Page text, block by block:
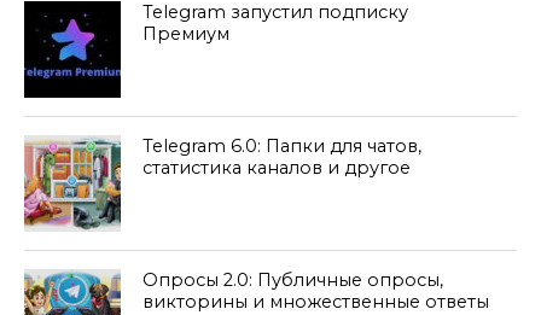
Telegram запустил подписку
Премиум
Telegram 6.0: Папки для чатов,
статистика каналов и другое
Опросы 2.0: Публичные опросы,
викторины и множественные ответы